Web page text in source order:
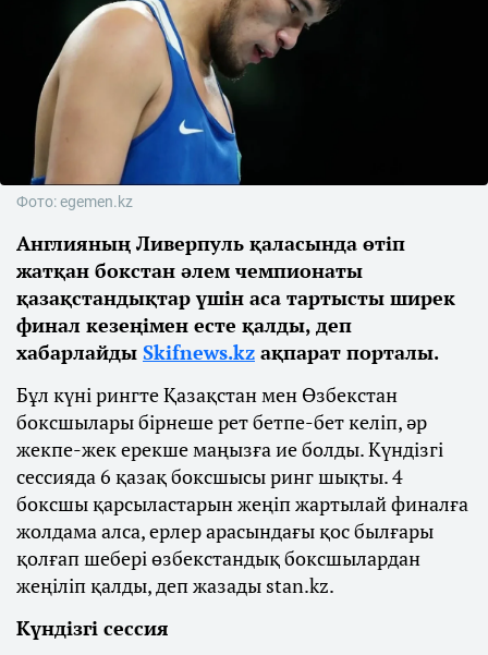
Фото: egemen.kz
Англияның Ливерпуль қаласында өтіп
жатқан бокстан әлем чемпионаты
қазақстандықтар үшін аса тартысты ширек
финал кезеңімен есте қалды, деп
хабарлайды Skifnews.kz ақпарат порталы.
Бұл күні рингте Қазақстан мен Өзбекстан
боксшылары бірнеше рет бетпе-бет келіп, әр
жекпе-жек ерекше маңызға ие болды. Күндізгі
сессияда 6 қазақ боксшысы ринг шықты. 4
боксшы қарсыластарын жеңіп жартылай финалға
жолдама алса, ерлер арасындағы қос былғары
қолғап шебері өзбекстандық боксшылардан
жеңіліп қалды, деп жазады stan.kz.
Күндізгі сессия